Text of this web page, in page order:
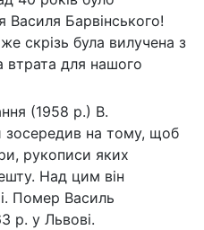
Василя Барвінського!
скрізь була вилучена з
втрата для нашого
(1958 р.) В.
зосередив на тому, щоб
рукописи яких
Над цим він
Помер Василь
р. у Львові.